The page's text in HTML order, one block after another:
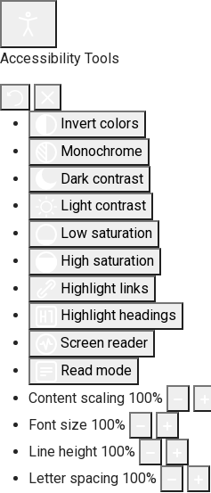
Accessibility Tools
Invert colors
Monochrome
Dark contrast
Light contrast
Low saturation
High saturation
Highlight links
Highlight headings
Screen reader
Read mode
Content scaling 100%
Font size 100%
Line height 100%
Letter spacing 100%